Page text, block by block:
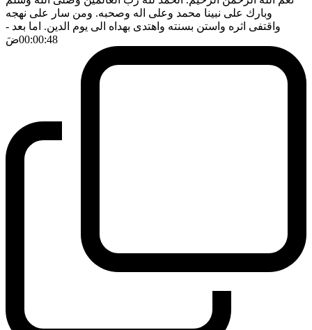
وبارك على نبينا محمد وعلى اله وصحبه. ومن سار على نهجه
واقتفى اثره واستن بسنته واهتدى بهداه الى يوم الدين. اما بعد -
00:00:48ضَ